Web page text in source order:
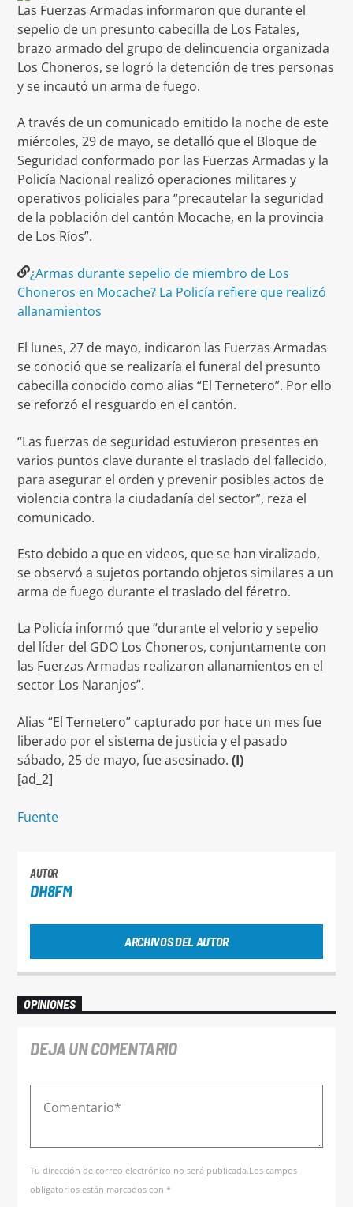
Las Fuerzas Armadas informaron que durante el
sepelio de un presunto cabecilla de Los Fatales,
brazo armado del grupo de delincuencia organizada
Los Choneros, se logró la detención de tres personas
y se incautó un arma de fuego.
A través de un comunicado emitido la noche de este
miércoles, 29 de mayo, se detalló que el Bloque de
Seguridad conformado por las Fuerzas Armadas y la
Policía Nacional realizó operaciones militares y
operativos policiales para “precautelar la seguridad
de la población del cantón Mocache, en la provincia
de Los Ríos”.
¿Armas durante sepelio de miembro de Los
Choneros en Mocache? La Policía refiere que realizó
allanamientos
El lunes, 27 de mayo, indicaron las Fuerzas Armadas
se conoció que se realizaría el funeral del presunto
cabecilla conocido como alias “El Ternetero”. Por ello
se reforzó el resguardo en el cantón.
“Las fuerzas de seguridad estuvieron presentes en
varios puntos clave durante el traslado del fallecido,
para asegurar el orden y prevenir posibles actos de
violencia contra la ciudadanía del sector”, reza el
comunicado.
Esto debido a que en videos, que se han viralizado,
se observó a sujetos portando objetos similares a un
arma de fuego durante el traslado del féretro.
La Policía informó que “durante el velorio y sepelio
del líder del GDO Los Choneros, conjuntamente con
las Fuerzas Armadas realizaron allanamientos en el
sector Los Naranjos”.
Alias “El Ternetero” capturado por hace un mes fue
liberado por el sistema de justicia y el pasado
sábado, 25 de mayo, fue asesinado.(I)
[ad_2]
Fuente
AUTOR
DH8FM
ARCHIVOS DEL AUTOR
OPINIONES
DEJA UN COMENTARIO
Tu dirección de correo electrónico no será publicada.Los campos
obligatorios están marcados con *